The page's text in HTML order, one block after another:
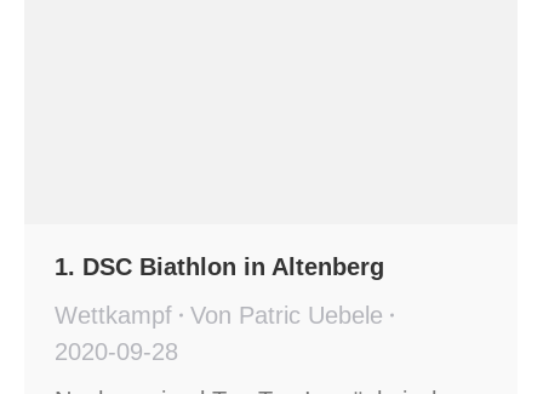
1. DSC Biathlon in Altenberg
Wettkampf
Von Patric Uebele
2020-09-28